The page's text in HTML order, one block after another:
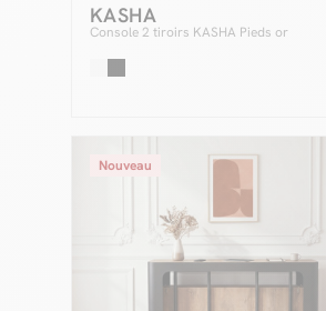
KASHA
Console 2 tiroirs KASHA Pieds or
Nouveau